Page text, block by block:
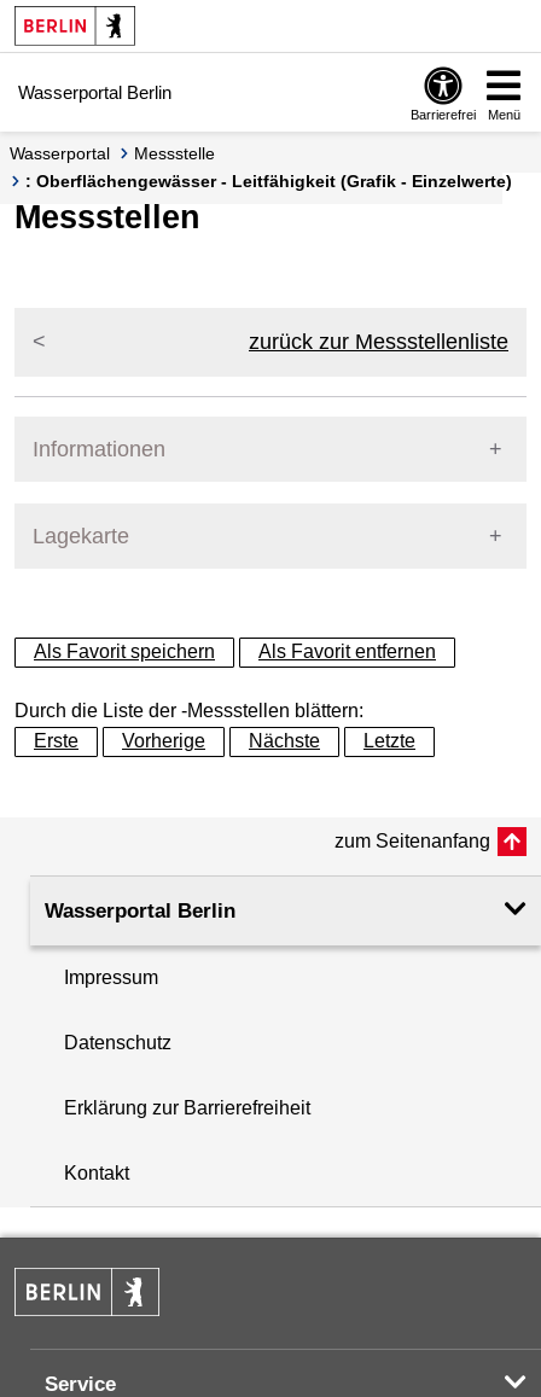
Springe zur Navigation
Springe zum Inhalt
Wasserportal Berlin
Barrierefrei Menü
Wasserportal
Messstelle
: Oberflächengewässer - Leitfähigkeit (Grafik - Einzelwerte)
Messstellen
zurück zur Messstellenliste
Informationen
Lagekarte
+
−
+
−
Als Favorit speichern Als Favorit entfernen
Durch die Liste der -Messstellen blättern:
Erste
Vorherige Nächste Letzte
zum Seitenanfang
Wasserportal Berlin
Impressum
Datenschutz
Erklärung zur Barrierefreiheit
Kontakt
Service